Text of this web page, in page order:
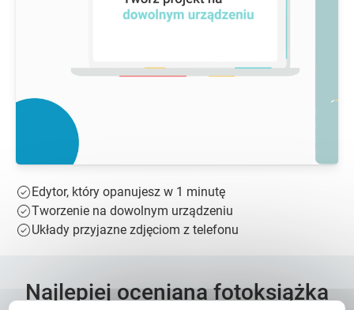
Edytor, który opanujesz w 1 minutę
Tworzenie na dowolnym urządzeniu
Układy przyjazne zdjęciom z telefonu
Najlepiej oceniana fotoksiążka